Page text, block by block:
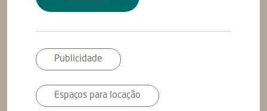
Publicidade
Espaços para locação